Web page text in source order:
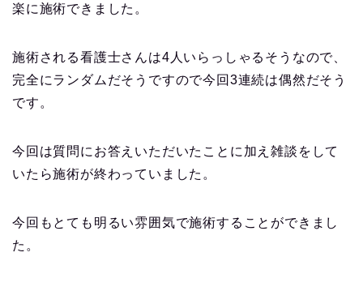
楽に施術できました。
施術される看護士さんは4人いらっしゃるそうなので、
完全にランダムだそうですので今回3連続は偶然だそう
です。
今回は質問にお答えいただいたことに加え雑談をして
いたら施術が終わっていました。
今回もとても明るい雰囲気で施術することができまし
た。